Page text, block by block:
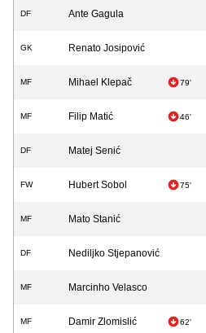
DF Ante Gagula
GK Renato Josipović
MF Mihael Klepač 79'
MF Filip Matić 46'
DF Matej Senić
FW Hubert Sobol 75'
MF Mato Stanić
DF Nediljko Stjepanović
MF Marcinho Velasco
MF Damir Zlomislić 62'